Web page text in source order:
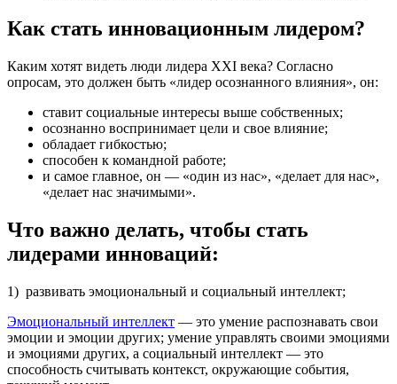
Как стать инновационным лидером?
Каким хотят видеть люди лидера XXI века? Согласно
опросам, это должен быть «лидер осознанного влияния», он:
ставит социальные интересы выше собственных;
осознанно воспринимает цели и свое влияние;
обладает гибкостью;
способен к командной работе;
и самое главное, он — «один из нас», «делает для нас»,
«делает нас значимыми».
Что важно делать, чтобы стать
лидерами инноваций:
1) развивать эмоциональный и социальный интеллект;
Эмоциональный интеллект — это умение распознавать свои
эмоции и эмоции других; умение управлять своими эмоциями
и эмоциями других, а социальный интеллект — это
способность считывать контекст, окружающие события,